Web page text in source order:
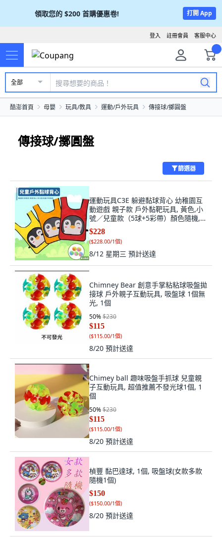
領取您的 $200 首購優惠卷! 打開 App
客服中心
註冊會員
登入
全部
酷澎首頁 母嬰 玩具/教具 運動/戶外玩具 傳接球/擲圓盤
傳接球/擲圓盤
篩選器
運動玩具C3E 躲避黏球背心 幼稚園互
動遊戲 親子款 戶外黏靶玩具, 黃色,小
號／兒童款（5球+5彩帶）顏色隨機, 1
個
$228
($228.00/1個)
8/12 星期三 預計送達
Chimney Bear 創意手掌粘粘球吸盤拋
接球 戶外親子互動玩具, 吸盤球 1個無
光, 1個
50%$230
$115
($115.00/1個)
8/20 預計送達
Chimey ball 趣味吸盤手抓球 兒童親
子互動玩具, 超值推薦不發光球1個, 1
個
50%$230
$115
($115.00/1個)
8/20 預計送達
楨豐 黏巴達球, 1個, 吸盤球(女款多款
隨機1個)
$150
($150.00/1個)
8/20 預計送達